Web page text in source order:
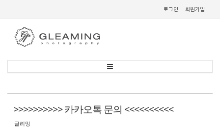
로그인 회원가입
>>>>>>>>>> 카카오톡 문의 <<<<<<<<<<
글리밍
스케치북5
스케치북5